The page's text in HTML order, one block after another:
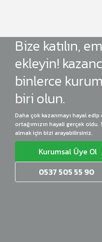
Bize katılın,
ekleyin!
binlerce
biri olun.
Daha çok kazanmayı hayal
ortağımızın hayali gerçek
almak için bizi arayabilirsiniz.
Kurumsal Üye Ol
0537 505 55 90